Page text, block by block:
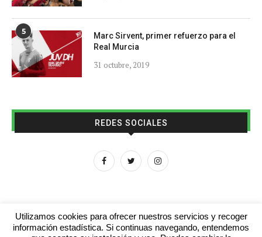
5
Marc Sirvent, primer refuerzo para el
Real Murcia
31 octubre, 2019
REDES SOCIALES
Utilizamos cookies para ofrecer nuestros servicios y recoger
información estadística. Si continuas navegando, entendemos